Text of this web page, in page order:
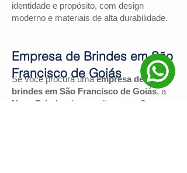
identidade e propósito, com design
moderno e materiais de alta durabilidade.
Se você procura umaempresa de
brindes em São Francisco de Goiás, a
Nexo Brindes
é a escolha certa. Com
Empresa de Brindes em São
Francisco de Goiás